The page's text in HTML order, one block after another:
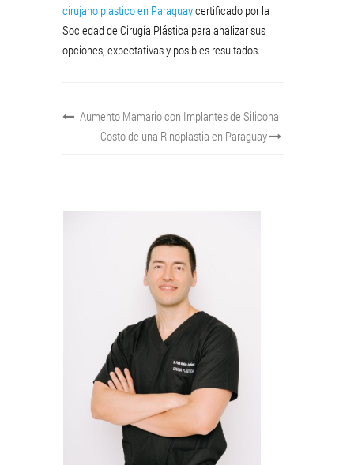
cirujano plástico en Paraguaycertificado por la
Sociedad de Cirugía Plástica para analizar sus
opciones, expectativas y posibles resultados.
Aumento Mamario con Implantes de Silicona
Costo de una Rinoplastia en Paraguay